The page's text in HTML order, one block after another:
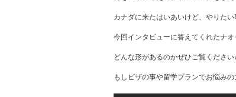
カナダに来たはいあいけど、やりた
今回インタビューに答えてくれたナ
どんな形があるのかぜひご覧ください
もしビザの事や留学プランでお悩み